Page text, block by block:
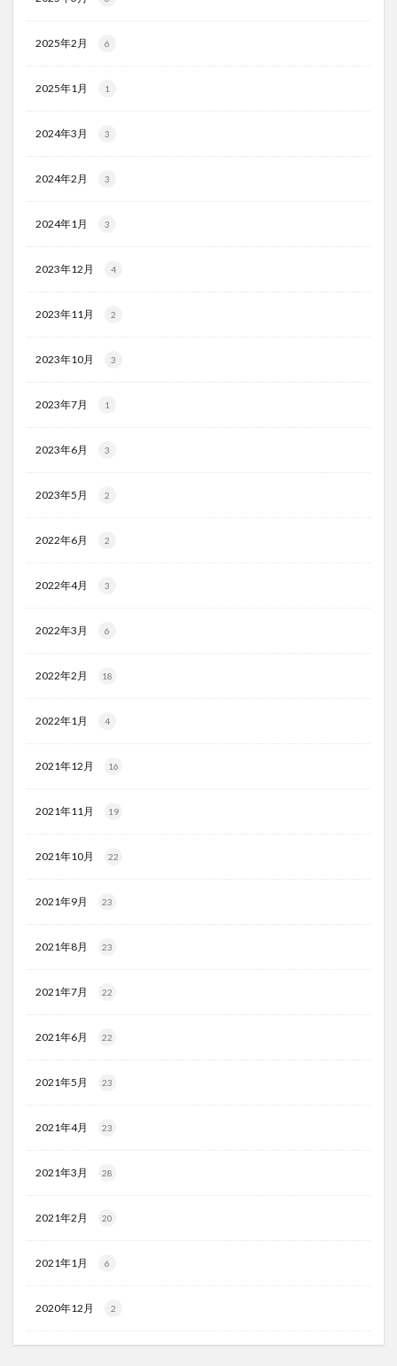
2025年2月 6
2025年1月 1
2024年3月 3
2024年2月 3
2024年1月 3
2023年12月 4
2023年11月 2
2023年10月 3
2023年7月 1
2023年6月 3
2023年5月 2
2022年6月 2
2022年4月 3
2022年3月 6
2022年2月 18
2022年1月 4
2021年12月 16
2021年11月 19
2021年10月 22
2021年9月 23
2021年8月 23
2021年7月 22
2021年6月 22
2021年5月 23
2021年4月 23
2021年3月 28
2021年2月 20
2021年1月 6
2020年12月 2